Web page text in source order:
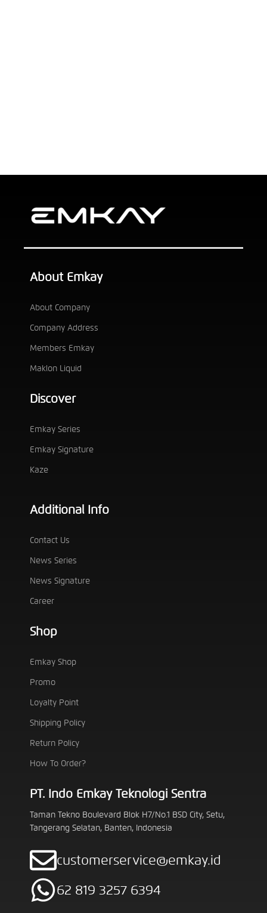
About Emkay
About Company
Company Address
Members Emkay
Maklon Liquid
Discover
Emkay Series
Emkay Signature
Kaze
Additional Info
Contact Us
News Series
News Signature
Career
Shop
Emkay Shop
Promo
Loyalty Point
Shipping Policy
Return Policy
How To Order?
PT. Indo Emkay Teknologi Sentra
Taman Tekno Boulevard Blok H7/No.1 BSD City, Setu,
Tangerang Selatan, Banten, Indonesia
customerservice@emkay.id
62 819 3257 6394